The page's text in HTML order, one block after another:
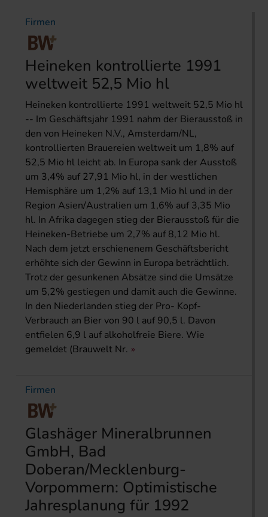
Firmen
Heineken kontrollierte 1991
weltweit 52,5 Mio hl
Heineken kontrollierte 1991 weltweit 52,5 Mio hl
-- Im Geschäftsjahr 1991 nahm der Bierausstoß in
den von Heineken N.V., Amsterdam/NL,
kontrollierten Brauereien weltweit um 1,8% auf
52,5 Mio hl leicht ab. In Europa sank der Ausstoß
um 3,4% auf 27,91 Mio hl, in der westlichen
Hemisphäre um 1,2% auf 13,1 Mio hl und in der
Region Asien/Australien um 1,6% auf 3,35 Mio
hl. In Afrika dagegen stieg der Bierausstoß für die
Heineken-Betriebe um 2,7% auf 8,12 Mio hl.
Nach dem jetzt erschienenem Geschäftsbericht
erhöhte sich der Gewinn in Europa beträchtlich.
Trotz der gesunkenen Absätze sind die Umsätze
um 5,2% gestiegen und damit auch die Gewinne.
In den Niederlanden stieg der Pro- Kopf-
Verbrauch an Bier von 90 l auf 90,5 l. Davon
entfielen 6,9 l auf alkoholfreie Biere. Wie
gemeldet (Brauwelt Nr.
Firmen
Glashäger Mineralbrunnen
GmbH, Bad
Doberan/Mecklenburg-
Vorpommern: Optimistische
Jahresplanung für 1992